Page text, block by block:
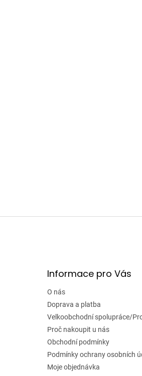
Informace pro Vás
O nás
Doprava a platba
Velkoobchodní spolupráce/
Proč nakoupit u nás
Obchodní podmínky
Podmínky ochrany osobních
Moje objednávka